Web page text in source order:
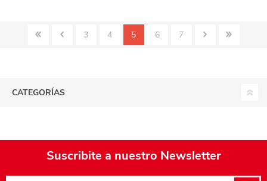
3 4 5 6 7
CATEGORÍAS
Suscribite a nuestro Newsletter